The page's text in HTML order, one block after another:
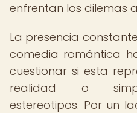
enfrentan los dilemas
La presencia
comedia romántica
cuestionar si esta
realidad o
estereotipos. Por un